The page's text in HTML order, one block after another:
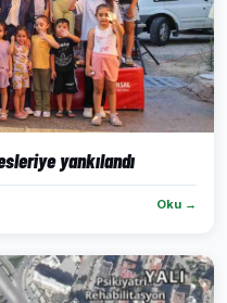
yankılandı
Oku →